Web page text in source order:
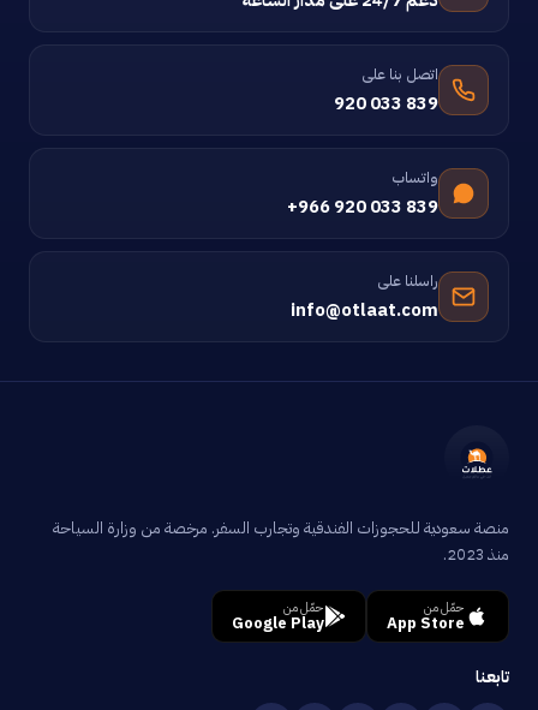
اتصل بنا على
920 033 839
واتساب
+966 920 033 839
راسلنا على
info@otlaat.com
منصة سعودية للحجوزات الفندقية وتجارب السفر. مرخصة من وزارة السياحة
منذ 2023.
حمّل من
App Store
حمّل من
Google Play
تابعنا